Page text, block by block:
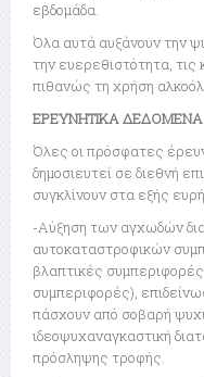
εβδομάδα.
Όλα αυτά αυξάνουν την
την ευερεθιστότητα, τις
πιθανώς τη χρήση
ΕΡΕΥΝΗΤΙΚΑ ΔΕΔΟΜΕΝΑ
Όλες οι πρόσφατες
δημοσιευτεί σε διεθνή
συγκλίνουν στα εξής
-Αύξηση των αγχωδών
αυτοκαταστροφικών
βλαπτικές
συμπεριφορές),
πάσχουν από σοβαρή
ιδεοψυχαναγκαστική
πρόσληψης τροφής.